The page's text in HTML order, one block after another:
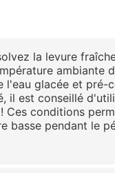
la levure
ambiante
l'eau glacée et pré-
il est conseillé
Ces conditions
basse pendant le